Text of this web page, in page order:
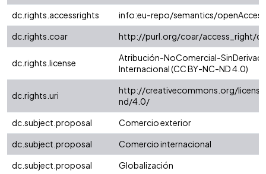
dc.rights.accessrights
info:eu-repo/semantics/openAccess
dc.rights.coar
http://purl.org/coar/access_right/
dc.rights.license
Atribución-NoComercial-
Internacional (CC BY-NC-ND 4.0)
dc.rights.uri
http://creativecommons.org/
nd/4.0/
dc.subject.proposal
Comercio exterior
dc.subject.proposal
Comercio internacional
dc.subject.proposal
Globalización